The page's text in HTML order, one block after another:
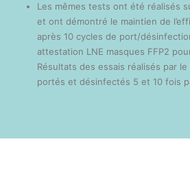
Les mêmes tests ont été réalisés
et ont démontré le maintien de
après 10 cycles de port/
attestation LNE masques FFP2
Résultats des essais réalisés par
portés et désinfectés 5 et 10 fois